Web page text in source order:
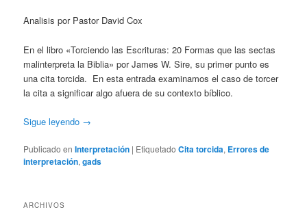
Analisis por Pastor David Cox
En el libro «Torciendo las Escrituras: 20 Formas que las sectas
malinterpreta la Biblia» por James W. Sire, su primer punto es
una cita torcida. En esta entrada examinamos el caso de torcer
la cita a significar algo afuera de su contexto bíblico.
Sigue leyendo →
Publicado en Interpretación | Etiquetado Cita torcida, Errores de
interpretación,gads
ARCHIVOS